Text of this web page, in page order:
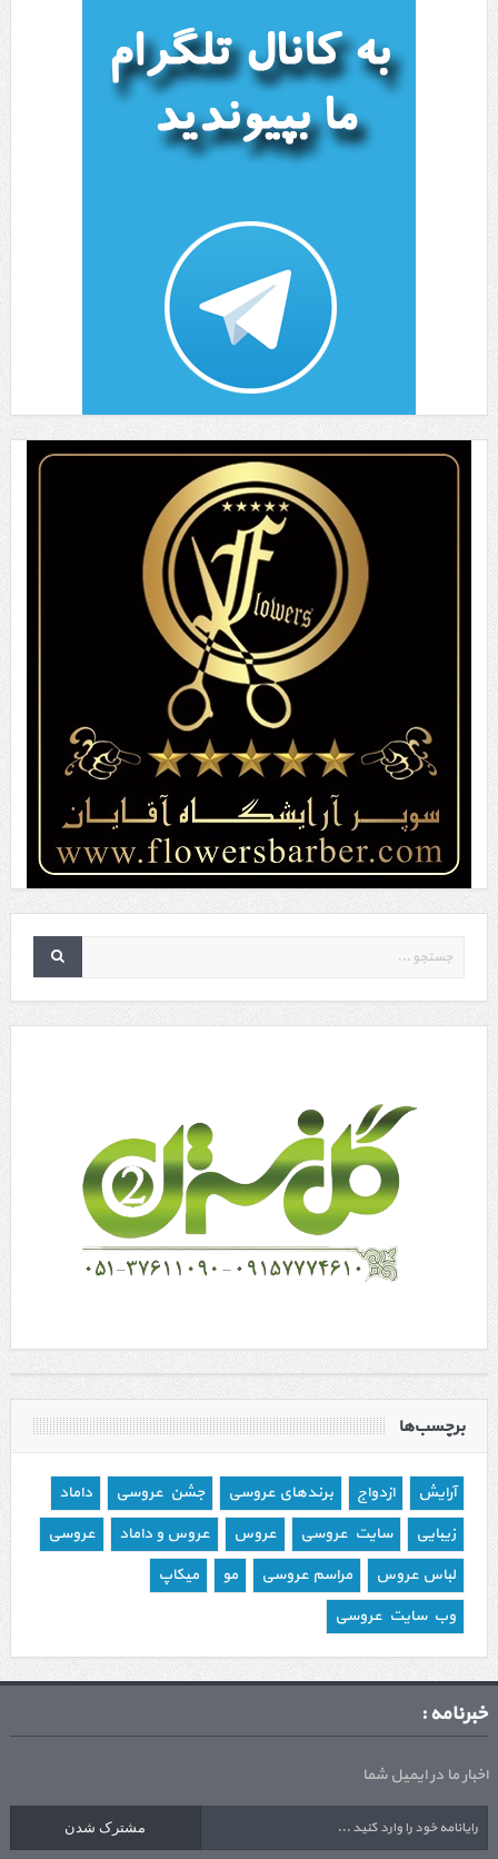
برچسب‌ها
آرایش ازدواج برندهای عروسی جشن عروسی
داماد
زیبایی
سایت عروسی عروس عروس و داماد
عروسی
لباس عروس
مراسم عروسی مو
میکاپ
وب سایت عروسی
خبرنامه :
اخبار ما در ایمیل شما
مشترک شدن